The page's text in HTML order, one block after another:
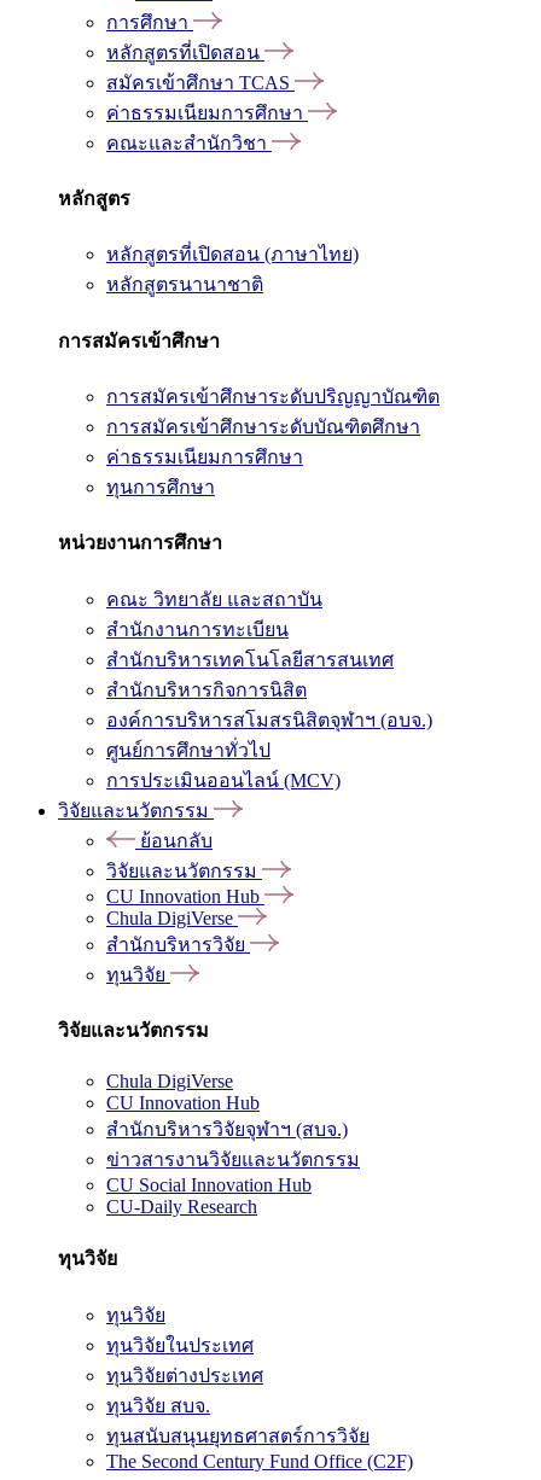
การศึกษา
หลักสูตรที่เปิดสอน
สมัครเข้าศึกษา TCAS
ค่าธรรมเนียมการศึกษา
คณะและสำนักวิชา
หลักสูตร
หลักสูตรที่เปิดสอน (ภาษาไทย)
หลักสูตรนานาชาติ
การสมัครเข้าศึกษา
การสมัครเข้าศึกษาระดับปริญญาบัณฑิต
การสมัครเข้าศึกษาระดับบัณฑิตศึกษา
ค่าธรรมเนียมการศึกษา
ทุนการศึกษา
หน่วยงานการศึกษา
คณะ วิทยาลัย และสถาบัน
สำนักงานการทะเบียน
สำนักบริหารเทคโนโลยีสารสนเทศ
สำนักบริหารกิจการนิสิต
องค์การบริหารสโมสรนิสิตจุฬาฯ (อบจ.)
ศูนย์การศึกษาทั่วไป
การประเมินออนไลน์ (MCV)
วิจัยและนวัตกรรม
ย้อนกลับ
วิจัยและนวัตกรรม
CU Innovation Hub
Chula DigiVerse
สำนักบริหารวิจัย
ทุนวิจัย
วิจัยและนวัตกรรม
Chula DigiVerse
CU Innovation Hub
สำนักบริหารวิจัยจุฬาฯ (สบจ.)
ข่าวสารงานวิจัยและนวัตกรรม
CU Social Innovation Hub
CU-Daily Research
ทุนวิจัย
ทุนวิจัย
ทุนวิจัยในประเทศ
ทุนวิจัยต่างประเทศ
ทุนวิจัย สบจ.
ทุนสนับสนุนยุทธศาสตร์การวิจัย
The Second Century Fund Office (C2F)